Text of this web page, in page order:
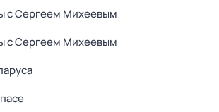
с Сергеем Михеевым
с Сергеем Михеевым